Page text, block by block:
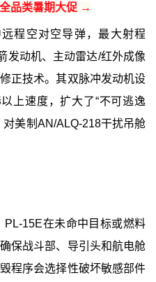
品类暑期大促 →
程空对空导弹，最大射程
发动机、主动雷达/红外成像
正技术。其双脉冲发动机设
上速度，扩大了“不可逃逸
对美制AN/ALQ-218干扰吊舱
PL-15E在未命中目标或燃料
保战斗部、导引头和航电舱
程序会选择性破坏敏感部件